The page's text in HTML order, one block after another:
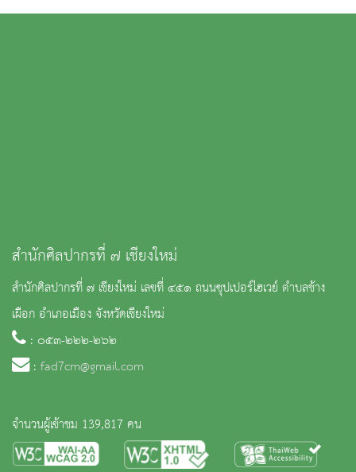
สำนักศิลปากรที่ ๗ เชียงใหม่
สำนักศิลปากรที่ ๗ เชียงใหม่ เลขที่ ๔๕๑ ถนนซุปเปอร์ไฮเวย์ ตำบลช้าง
เผือก อำเภอเมือง จังหวัดเชียงใหม่
: ๐๕๓-๒๒๒-๒๖๒
: fad7cm@gmail.com
จำนวนผู้เข้าชม 139,817 คน